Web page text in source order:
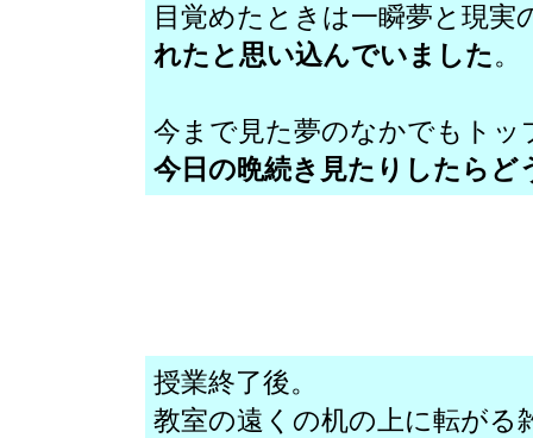
目覚めたときは一瞬夢と現実
れたと思い込んでいました。
今まで見た夢のなかでもト
今日の晩続き見たりしたらど
授業終了後。
教室の遠くの机の上に転がる